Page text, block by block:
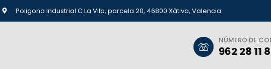
Poligono Industrial C La Vila, parcela 20, 46800 Xàtiva, Valencia
NÚMERO DE
962 28 11